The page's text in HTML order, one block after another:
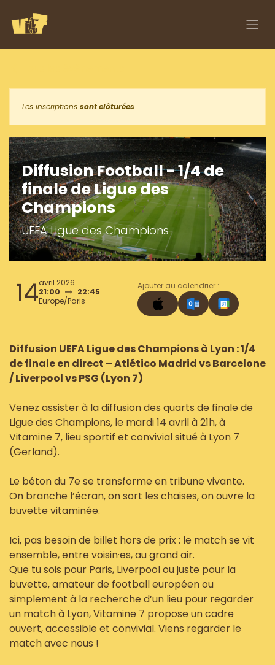
Les inscriptions sont clôturées
Diffusion Football - 1/4 de
finale de Ligue des
Champions
UEFA Ligue des Champions
14avril 2026
21:00
22:45
Europe/Paris
Ajouter au calendrier :
Diffusion UEFA Ligue des Champions à Lyon : 1/4
de finale en direct – Atlético Madrid vs Barcelone
/ Liverpool vs PSG (Lyon 7)
Venez assister à la diffusion des quarts de finale de
Ligue des Champions, le mardi 14 avril à 21h, à
Vitamine 7, lieu sportif et convivial situé à Lyon 7
(Gerland).
Le béton du 7e se transforme en tribune vivante.
On branche l’écran, on sort les chaises, on ouvre la
buvette vitaminée.
Ici, pas besoin de billet hors de prix : le match se vit
ensemble, entre voisin·es, au grand air.
Que tu sois pour Paris, Liverpool ou juste pour la
buvette, amateur de football européen ou
simplement à la recherche d’un lieu pour regarder
un match à Lyon, Vitamine 7 propose un cadre
ouvert, accessible et convivial. Viens regarder le
match avec nous !